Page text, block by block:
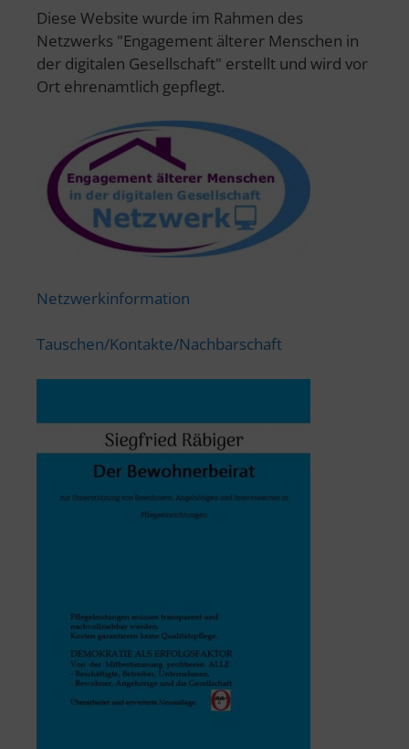
Diese Website wurde im Rahmen des
Netzwerks "Engagement älterer Menschen in
der digitalen Gesellschaft" erstellt und wird vor
Ort ehrenamtlich gepflegt.
Netzwerkinformation
Tauschen/Kontakte/Nachbarschaft